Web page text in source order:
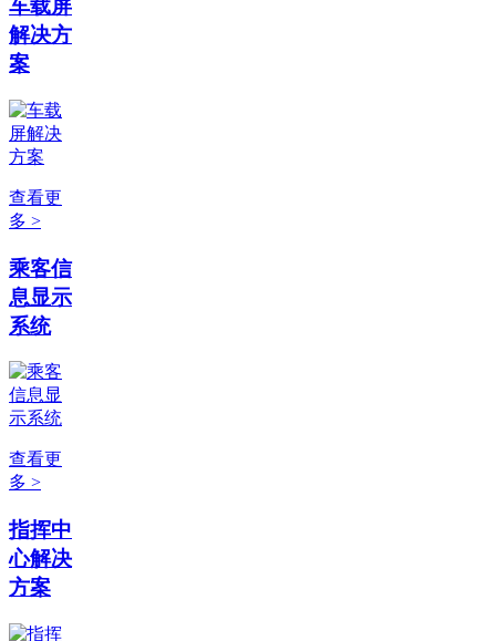
车载屏
解决方
案
查看更
多 >
乘客信
息显示
系统
查看更
多 >
指挥中
心解决
方案